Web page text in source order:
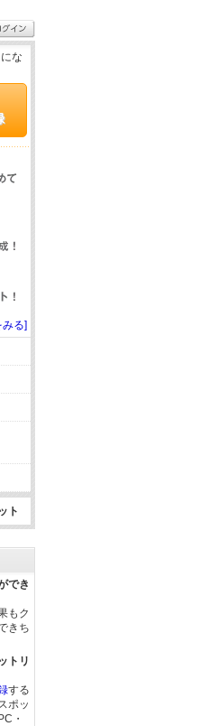
な
る]
ト
でき
もク
きち
トリ
する
ポッ
・